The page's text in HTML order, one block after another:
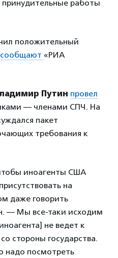
принудительные работы
положительный
сообщают «РИА
Путин провел
— членами СПЧ. На
пакет
требования к
иноагенты США
на
даже говорить
— Мы все-таки исходим
не ведет к
стороны государства.
надо посмотреть